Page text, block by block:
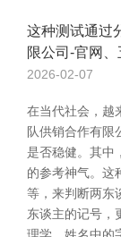
这种测试通过
限公司-官网
2026-02-07
在当代社会，越
队供销合作有限
是否稳健。其中
的参考神气。这
等，来判断两东
东谈主的记号，